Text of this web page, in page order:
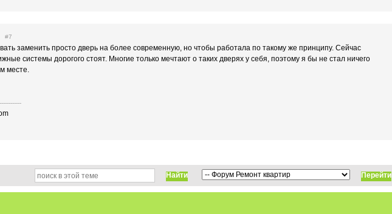
#7
заменить просто дверь на более современную, но чтобы работала по такому же принципу. Сейчас
системы дорогого стоят. Многие только мечтают о таких дверях у себя, поэтому я бы не стал ничего
месте.
Перейти
Найти